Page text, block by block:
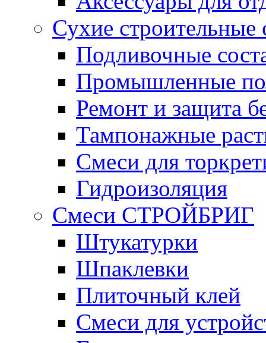
Сухие строительные
Подливочные
Промышленные
Ремонт и защита
Тампонажные
Смеси для
Гидроизоляция
Смеси СТРОЙБРИГ
Штукатурки
Шпаклевки
Плиточный клей
Смеси для